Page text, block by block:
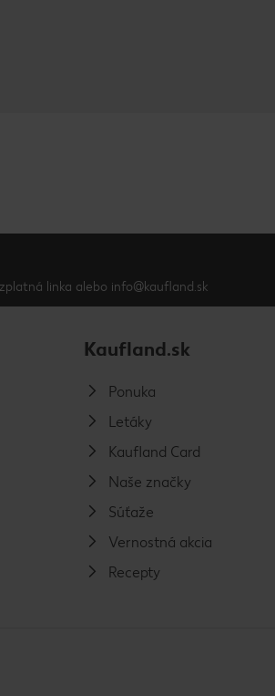
linka alebo info@kaufland.sk
Kaufland.sk
Ponuka
Letáky
Kaufland Card
Naše značky
Súťaže
Vernostná akcia
Recepty